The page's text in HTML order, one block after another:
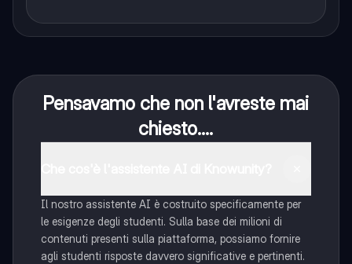
Pensavamo che non l'avreste mai
chiesto....
Il nostro assistente AI è costruito specificamente per
le esigenze degli studenti. Sulla base dei milioni di
contenuti presenti sulla piattaforma, possiamo fornire
agli studenti risposte davvero significative e pertinenti.